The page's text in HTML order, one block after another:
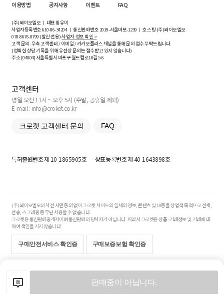
판매중이 아닙니다.
이용방법
공지사항 이벤트 FAQ
(주)와이오엘오 ㅣ 대표 황유미
사업자등록번호610-86-34204ㅣ 통신판매번호 2019-서울마포-1239 ㅣ 호스팅 (주)와이오엘오
070-8676-8799 (발신 전용)사업자 정보 확인 >
고객 문의: 우측 고객센터 / 이메일 / 카카오플러스 채널을 통해 문의 접수 부탁드립니다.
(정확한 상담 기록을 위해 유선상 문의는 접수받고 있지 않습니다)
주소 [04004] 서울특별시 마포구 월드컵로10길5-6
고객센터
평일 오전 11시 ~ 오후 5시 (주말, 공휴일 제외)
E-mail : info@croket.co.kr
크로켓 고객센터 문의 FAQ
특허출원번호제 10-1865905호 상표등록번호제 40-1643898호
(주)와이오엘오의 사전 서면 동의 없이 크로켓 사이트의 일체의 정보, 콘텐츠 및 UI등을 상업적 목적으로 전재,
전송, 스크래핑 등 무단 사용할 수 없습니다.
크로켓은 통신판매중개자이며 통신판매의 당사자가 아닙니다. 따라서 크로켓은 상품·거래정보 및 거래에 대
하여 책임을 지지 않습니다.
구매안전서비스 확인증 구매보증보험 확인증